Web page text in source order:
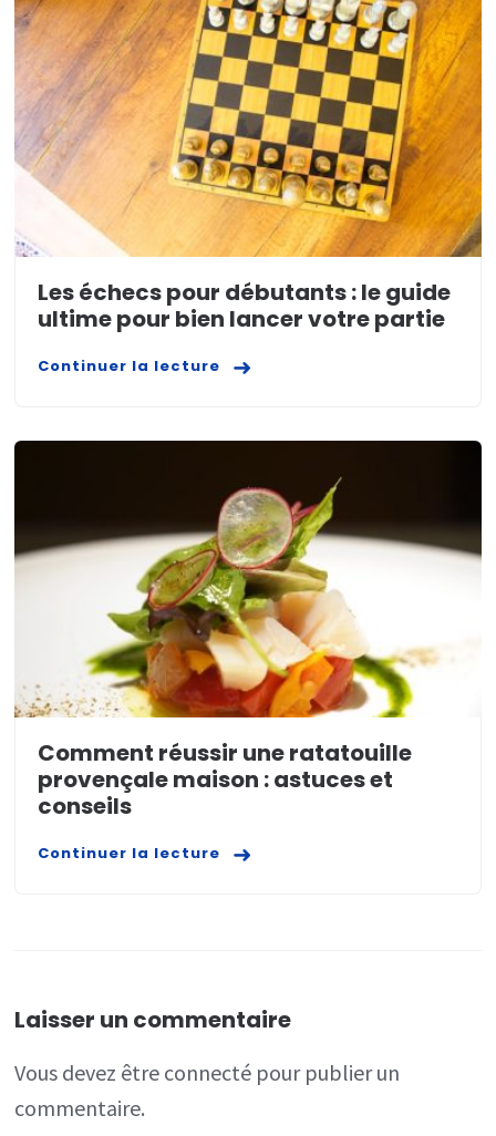
Les échecs pour débutants : le guide
ultime pour bien lancer votre partie
Continuer la lecture
Comment réussir une ratatouille
provençale maison : astuces et
conseils
Continuer la lecture
Laisser un commentaire
Vous devez être connecté pour publier un
commentaire.